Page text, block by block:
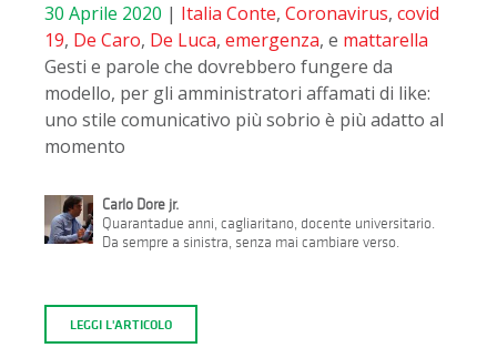
30 Aprile 2020 | Italia Conte, Coronavirus, covid
19, De Caro, De Luca, emergenza, e mattarella
Gesti e parole che dovrebbero fungere da
modello, per gli amministratori affamati di like:
uno stile comunicativo più sobrio è più adatto al
momento
Carlo Dore jr.
Quarantadue anni, cagliaritano, docente universitario.
Da sempre a sinistra, senza mai cambiare verso.
LEGGI L'ARTICOLO